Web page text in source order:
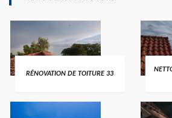
RÉNOVATION DE TOITURE 33